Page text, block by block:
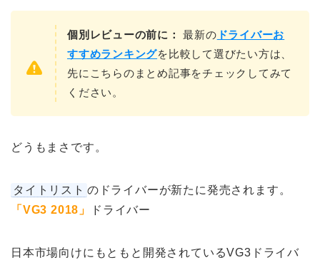
個別レビューの前に： 最新の ドライバーお
すすめランキングを比較して選びたい方は、
先にこちらのまとめ記事をチェックしてみて
ください。
どうもまさです。
タイトリスト のドライバーが新たに発売されます。
「VG3 2018」
ドライバー
日本市場向けにもともと開発されているVG3ドライバ